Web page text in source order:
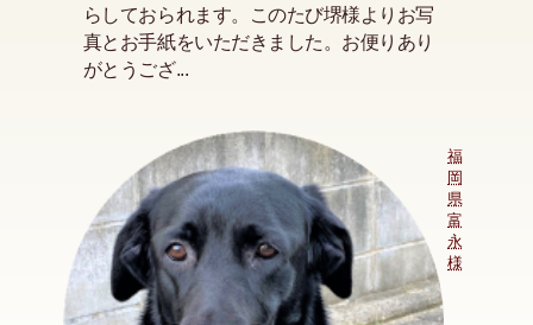
らしておられます。このたび堺様よりお写
真とお手紙をいただきました。お便りあり
がとうござ...
福
岡
県
富
永
様